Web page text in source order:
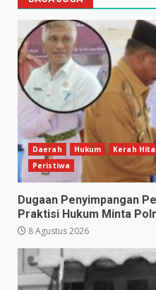
Daerah Hukum Kerah
Peristiwa
Dugaan Penyimpangan
Praktisi Hukum Minta
8 Agustus 2026